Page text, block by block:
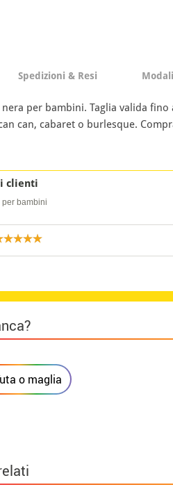
Spedizioni & Resi
per bambini. Taglia valida
can, cabaret o burlesque.
clienti
bambini
o maglia